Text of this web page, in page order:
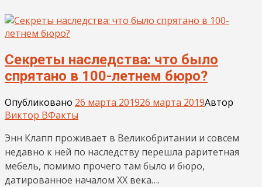
Секреты наследства: что было
спрятано в 100-летнем бюро?
Опубликовано 26 марта 201926 марта 2019Автор
Виктор ВФакты
Энн Клапп проживает в Великобритании и совсем
недавно к ней по наследству перешла раритетная
мебель, помимо прочего там было и бюро,
датированное началом ХХ века….